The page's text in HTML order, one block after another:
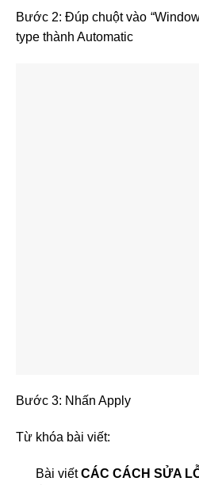
Bước 2: Đúp chuột vào
type thành Automatic
Bước 3: Nhấn Apply
Từ khóa bài viết:
Bài viếtCÁC CÁCH SỬA